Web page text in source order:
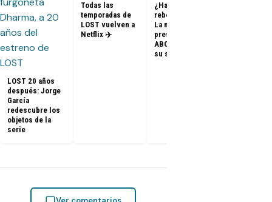
LOST 20 años
después: Jorge
García
redescubre los
objetos de la
serie
Todas las
temporadas de
LOST vuelven a
Netflix ✈️
¿Habrá un
reboot de Lost?
La nueva
presidenta de
ABC dice que es
su sueño